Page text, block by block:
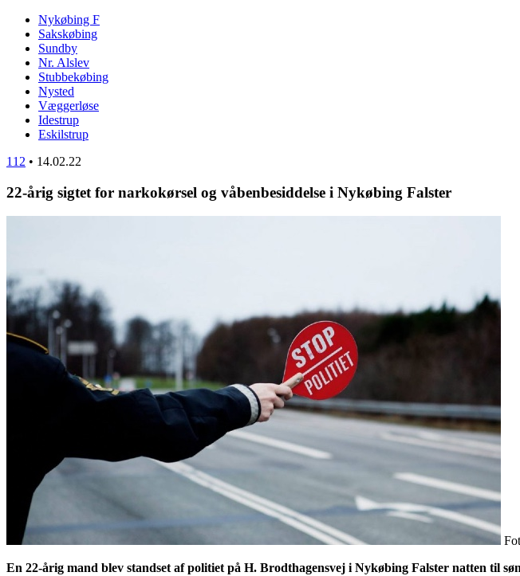
Nykøbing F
Sakskøbing
Sundby
Nr. Alslev
Stubbekøbing
Nysted
Væggerløse
Idestrup
Eskilstrup
112 • 14.02.22
22-årig sigtet for narkokørsel og våbenbesiddelse i Nykøbing Falster
En 22-årig mand blev standset af politiet på H. Brodthagensvej i Nykøbing Falster natten til